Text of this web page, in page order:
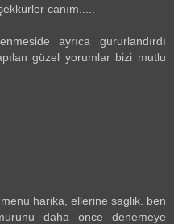
canım.....
ayrıca gururlandırdı
güzel yorumlar bizi mutlu
harika, ellerine saglik. ben
daha once denemeye